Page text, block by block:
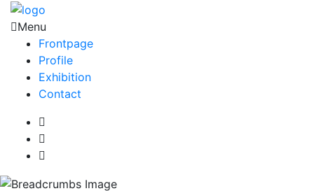
Menu
Frontpage
Profile
Exhibition
Contact